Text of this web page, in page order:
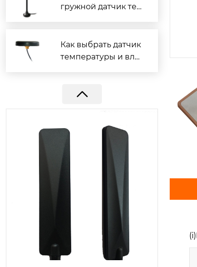
гружной датчик тем
Как выбрать датчик
температуры и вла
(i)